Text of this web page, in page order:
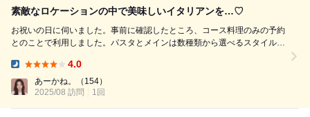
素敵なロケーションの中で美味しいイタリアンを…♡
お祝いの日に伺いました。事前に確認したところ、コース料理のみの予約
とのことで利用しました。パスタとメインは数種類から選べるスタイルで
ばかり。これだけでも十分ボリュームがあり、ついワインが進みました。
パスタはエビととうもろ...
4.0
あーかね。
（154）
2025/08 訪問
1回